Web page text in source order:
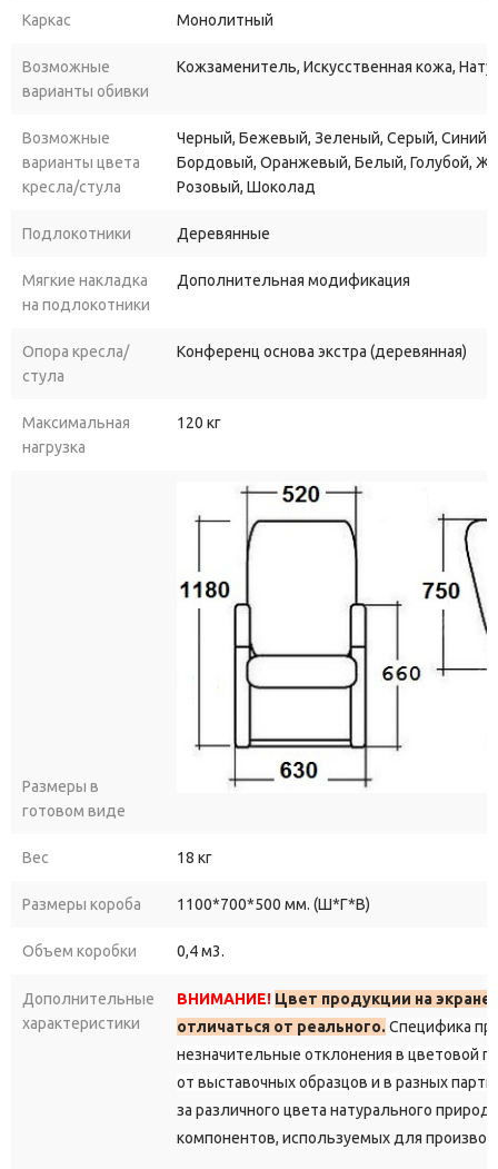
Каркас Монолитный
Возможные
варианты обивки
Кожзаменитель, Искусственная кожа,
Возможные
варианты цвета
кресла/стула
Черный, Бежевый, Зеленый, Серый, Синий,
Бордовый, Оранжевый, Белый, Голубой,
Розовый, Шоколад
Подлокотники Деревянные
Мягкие накладка
на подлокотники
Дополнительная модификация
Опора кресла/
стула
Конференц основа экстра (деревянная)
Максимальная
нагрузка
120 кг
Размеры в
готовом виде
Вес 18 кг
Размеры короба 1100*700*500 мм. (Ш*Г*В)
Объем коробки 0,4 м3.
Дополнительные
характеристики
ВНИМАНИЕ! Цвет продукции на
отличаться от реального. Специфика
незначительные отклонения в цветовой
от выставочных образцов и в разных
за различного цвета натурального
компонентов, используемых для